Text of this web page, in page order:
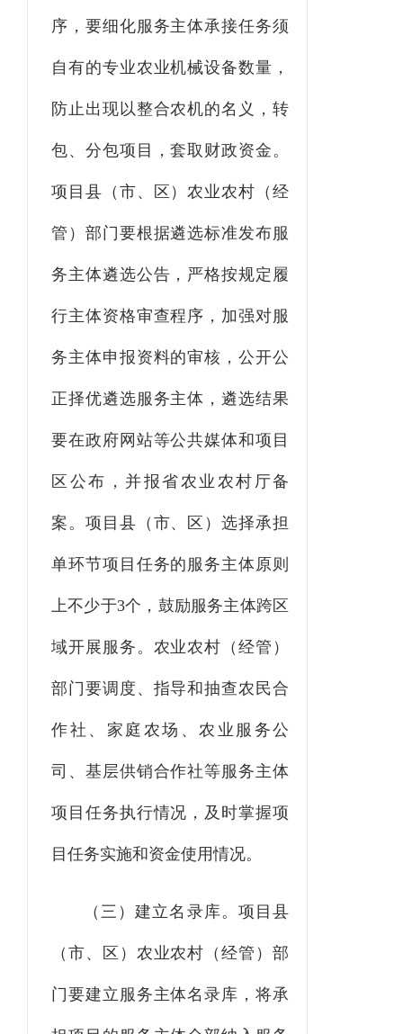
序，要细化服务主体承接任务须
自有的专业农业机械设备数量，
防止出现以整合农机的名义，转
包、分包项目，套取财政资金。
项目县 （市、区）农业农村 （经
管）部门 要根据遴选标准发布服
务主体遴选公告 ，严格按规定履
行主体资格审查程序，加强对服
务主体申报资料的审核，公开公
正择优遴选服务主体，遴选结果
要在政府 网站等公共媒体和项目
区公布，并报省农业农村厅备
案。 项目县 （市、区）选择承担
单环节项目任务的服务主体原则
上不少于3个， 鼓励服务主体跨区
域开展服务。 农业农村 （经管）
部门要调度 、 指导和抽查农民合
作社、家庭农场、农业服务公
司、基层供销合作社等服务主体
项目任务执行情况 ，及时掌握项
目任务实施和资金使用情况。
（三）建立名录库。 项目县
（市、区） 农业农村 （经管）部
门 要建立服务主体名录库，将承